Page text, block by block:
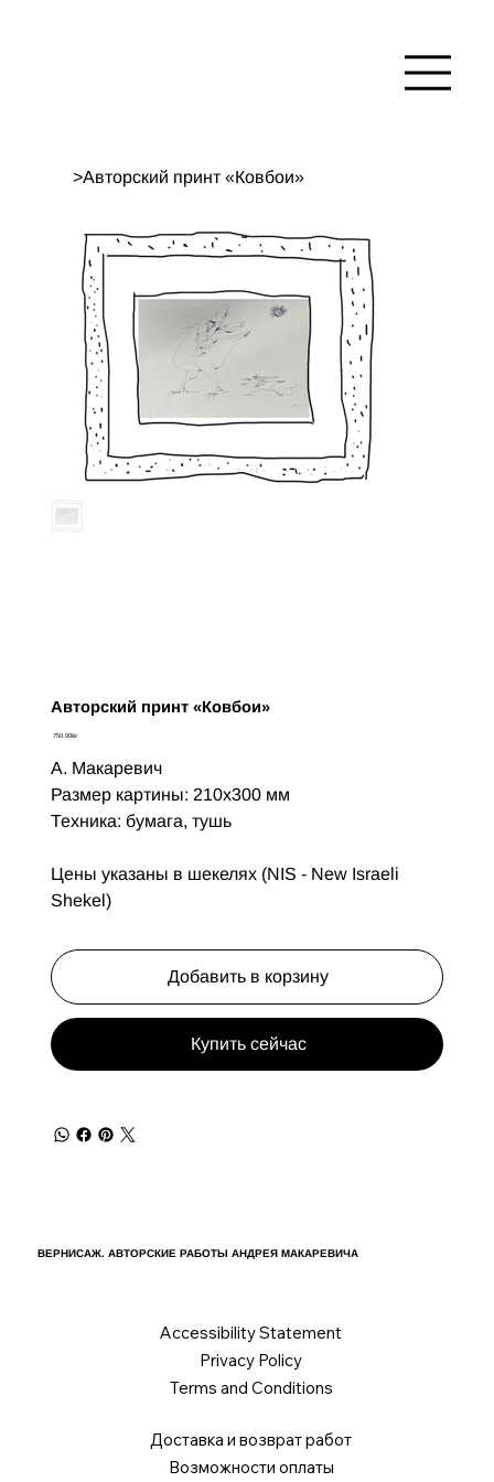
>Авторский принт «Ковбои»
Авторский принт «Ковбои»
Цена
‏750.00 ‏₪
А. Макаревич
Размер картины: 210х300 мм
Техника: бумага, тушь
Цены указаны в шекелях (NIS - New Israeli
Shekel)
Добавить в корзину
Купить сейчас
ВЕРНИСАЖ. АВТОРСКИЕ РАБОТЫ АНДРЕЯ МАКАРЕВИЧА
Accessibility Statement
Privacy Policy
Terms and Conditions
Доставка и возврат работ
Возможности оплаты